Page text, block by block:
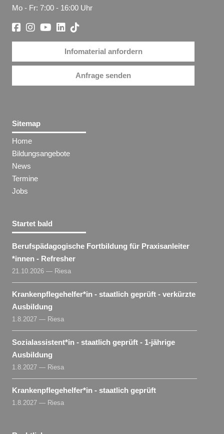
Mo - Fr: 7:00 - 16:00 Uhr
Infomaterial anfordern
Anfrage senden
Sitemap
Home
Bildungsangebote
News
Termine
Jobs
Startet bald
Berufspädagogische Fortbildung für Praxisanleiter​
*innen - Refresher
21.10.2026 — Riesa
Krankenpflegehelfer​*in - staatlich geprüft - verkürzte
Ausbildung
1.8.2027 — Riesa
Sozialassistent​*in - staatlich geprüft - 1-jährige
Ausbildung
1.8.2027 — Riesa
Krankenpflegehelfer​*in - staatlich geprüft
1.8.2027 — Riesa